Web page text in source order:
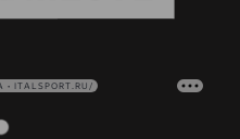
ITALSPORT.RU/